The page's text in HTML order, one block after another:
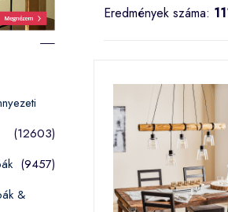
(12603)
(9457)
&
Eredmények száma: